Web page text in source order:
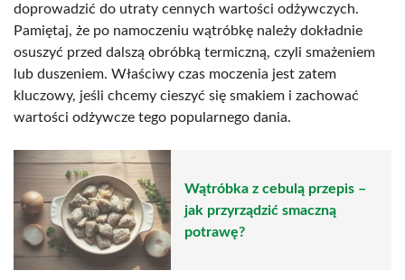
doprowadzić do utraty cennych wartości odżywczych.
Pamiętaj, że po namoczeniu wątróbkę należy dokładnie
osuszyć przed dalszą obróbką termiczną, czyli smażeniem
lub duszeniem. Właściwy czas moczenia jest zatem
kluczowy, jeśli chcemy cieszyć się smakiem i zachować
wartości odżywcze tego popularnego dania.
Wątróbka z cebulą przepis –
jak przyrządzić smaczną
potrawę?